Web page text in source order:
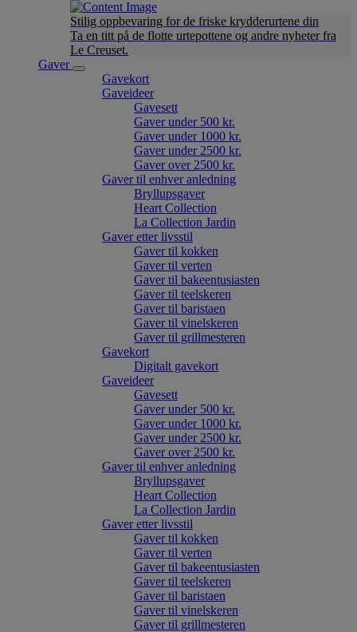
Stilig oppbevaring for de friske krydderurtene din
Ta en titt på de flotte urtepottene og andre nyheter fra
Le Creuset.
Gaver
Gavekort
Gaveideer
Gavesett
Gaver under 500 kr.
Gaver under 1000 kr.
Gaver under 2500 kr.
Gaver over 2500 kr.
Gaver til enhver anledning
Bryllupsgaver
Heart Collection
La Collection Jardin
Gaver etter livsstil
Gaver til kokken
Gaver til verten
Gaver til bakeentusiasten
Gaver til teelskeren
Gaver til baristaen
Gaver til vinelskeren
Gaver til grillmesteren
Gavekort
Digitalt gavekort
Gaveideer
Gavesett
Gaver under 500 kr.
Gaver under 1000 kr.
Gaver under 2500 kr.
Gaver over 2500 kr.
Gaver til enhver anledning
Bryllupsgaver
Heart Collection
La Collection Jardin
Gaver etter livsstil
Gaver til kokken
Gaver til verten
Gaver til bakeentusiasten
Gaver til teelskeren
Gaver til baristaen
Gaver til vinelskeren
Gaver til grillmesteren